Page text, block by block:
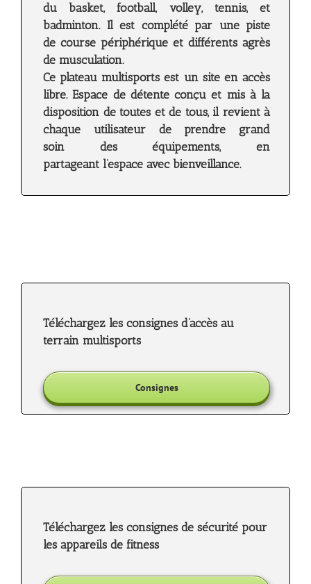
du basket, football, volley, tennis, et
badminton. Il est complété par une piste
de course périphérique et différents agrès
de musculation.
Ce plateau multisports est un site en accès
libre. Espace de détente conçu et mis à la
disposition de toutes et de tous, il revient à
chaque utilisateur de prendre grand
soin des équipements, en
partageant l’espace avec bienveillance.
Téléchargez les consignes d’accès au
terrain multisports
Consignes
Téléchargez les consignes de sécurité pour
les appareils de fitness